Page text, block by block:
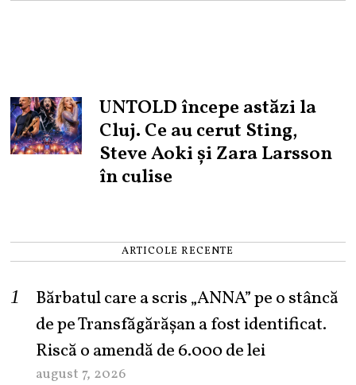
UNTOLD începe astăzi la
Cluj. Ce au cerut Sting,
Steve Aoki și Zara Larsson
în culise
ARTICOLE RECENTE
Bărbatul care a scris „ANNA” pe o stâncă
de pe Transfăgărășan a fost identificat.
Riscă o amendă de 6.000 de lei
august 7, 2026